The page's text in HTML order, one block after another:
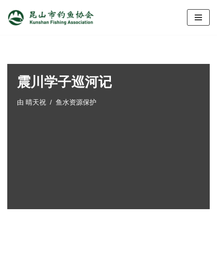
跳
文
震川学子巡河记
由 晴天祝 鱼水资源保护